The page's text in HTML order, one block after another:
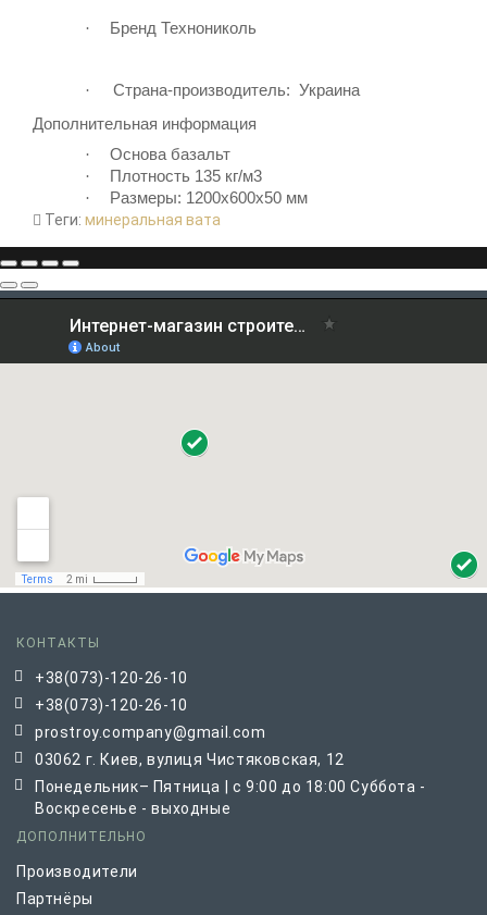
· Бренд Технониколь
· Страна-производитель: Украина
Дополнительная информация
·
Основа базальт
·
Плотность 135 кг/м3
·
Размеры: 1200х600х50 мм
Теги: минеральная вата
КОНТАКТЫ
+38(073)-120-26-10
+38(073)-120-26-10
prostroy.company@gmail.com
03062 г. Киев, вулиця Чистяковская, 12
Понедельник– Пятница | с 9:00 до 18:00 Суббота -
Воскресенье - выходные
ДОПОЛНИТЕЛЬНО
Производители
Партнёры